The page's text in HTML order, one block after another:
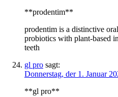
**prodentim**
prodentim is a distinctive
probiotics with plant-based
teeth
gl pro sagt:
Donnerstag, der 1. Januar
**gl pro**